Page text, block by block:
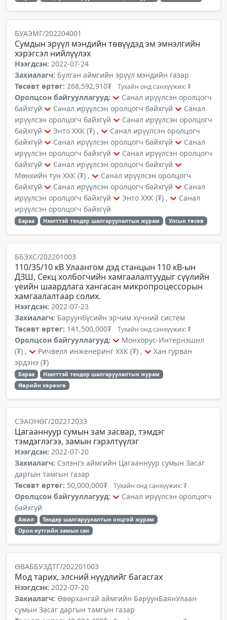
БУАЭМГ/202204001
Сумдын эрүүл мэндийн төвүүдэд эм эмнэлгийн
хэрэгсэл нийлүүлэх
Нээгдсэн: 2022-07-24
Захиалагч: Булган аймгийн эрүүл мэндийн газар
Төсөвт өртөг: 268,592,910₮ Тухайн онд санхүүжих: ₮
Оролцсон байгууллагууд:
Санал ирүүлсэн оролцогч
байхгүй
Санал ирүүлсэн оролцогч байхгүй
Санал
ирүүлсэн оролцогч байхгүй
Санал ирүүлсэн оролцогч
байхгүй
Энто ХХК (₮) ,
Санал ирүүлсэн оролцогч
байхгүй
Санал ирүүлсэн оролцогч байхгүй
Санал
ирүүлсэн оролцогч байхгүй
Санал ирүүлсэн оролцогч
байхгүй
Санал ирүүлсэн оролцогч байхгүй
Мөнхийн тун ХХК (₮) ,
Санал ирүүлсэн оролцогч
байхгүй
Санал ирүүлсэн оролцогч байхгүй
Санал
ирүүлсэн оролцогч байхгүй
Энто ХХК (₮) ,
Санал
ирүүлсэн оролцогч байхгүй
Бараа Нээлттэй тендер шалгаруулалтын журам Улсын төсөв
ББЭХС/202201003
110/35/10 кВ Улаангом дэд станцын 110 кВ-ын
ДЗШ, Секц холбогчийн хамгаалалтуудыг сүүлийн
үеийн шаардлага хангасан микропроцессорын
хамгаалалтаар солих.
Нээгдсэн: 2022-07-23
Захиалагч: Баруунбүсийн эрчим хүчний систем
Төсөвт өртөг: 141,500,000₮ Тухайн онд санхүүжих: ₮
Оролцсон байгууллагууд:
Монхорус-Интернэшнл
(₮) ,
Ричвелл инженеринг ХХК (₮) ,
Хан гурван
эрдэнэ (₮)
Бараа
Нээлттэй тендер шалгаруулалтын журам
Өөрийн хөрөнгө
СЭАОНӨГ/202212033
Цагааннуур сумын зам засвар, тэмдэг
тэмдэглэгээ, замын гэрэлтүүлэг
Нээгдсэн: 2022-07-20
Захиалагч: Сэлэнгэ аймгийн Цагааннуур сумын Засаг
даргын тамгын газар
Төсөвт өртөг: 50,000,000₮ Тухайн онд санхүүжих: ₮
Оролцсон байгууллагууд:
Санал ирүүлсэн оролцогч
байхгүй
Ажил
Тендер шалгаруулалтын онцгой журам
Орон нутгийн замын сан
ӨВАББУЗДТГ/202201003
Мод тарих, элсний нүүдлийг багасгах
Нээгдсэн: 2022-07-20
Захиалагч: Өвөрхангай аймгийн БаруунБаянУлаан
сумын Засаг даргын тамгын газар